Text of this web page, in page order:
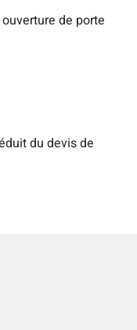
de porte
du devis de